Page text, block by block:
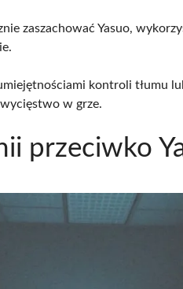
zaszachować Yasuo,
kontroli tłumu
w grze.
przeciwko